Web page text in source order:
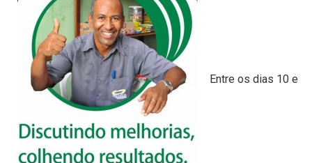
Entre os dias 10 e